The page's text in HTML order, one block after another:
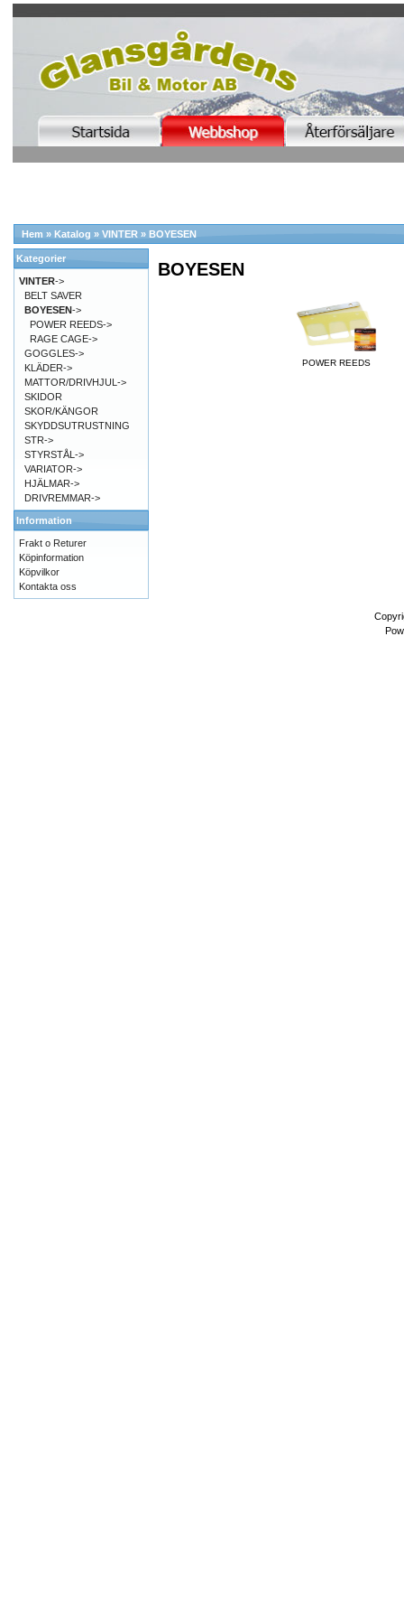
Hem » Katalog » VINTER » BOYESEN
BOYESEN
POWER REEDS
Kategorier
VINTER->
BELT SAVER
BOYESEN->
POWER REEDS->
RAGE CAGE->
GOGGLES->
KLÄDER->
MATTOR/DRIVHJUL->
SKIDOR
SKOR/KÄNGOR
SKYDDSUTRUSTNING
STR->
STYRSTÅL->
VARIATOR->
HJÄLMAR->
DRIVREMMAR->
Information
Frakt o Returer
Köpinformation
Köpvilkor
Kontakta oss